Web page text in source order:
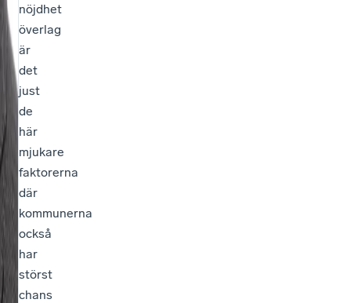
nöjdhet
överlag
är
det
just
de
här
mjukare
faktorerna
där
kommunerna
också
har
störst
chans